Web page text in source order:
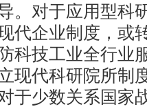
。对于应用型科
代企业制度，或
科技工业全行业
现代科研院所制
于少数关系国家